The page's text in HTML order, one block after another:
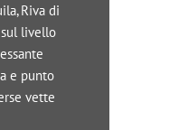
Riva di
sul livello
e punto
vette